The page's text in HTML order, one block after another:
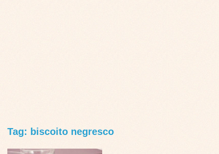
Tag: biscoito negresco